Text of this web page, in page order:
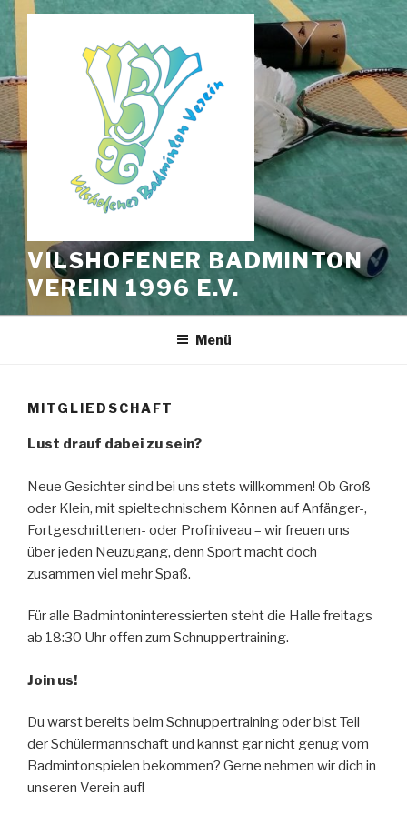
Zum
Inhalt
springen
VILSHOFENER BADMINTON
VEREIN 1996 E.V.
Menü
MITGLIEDSCHAFT
Lust drauf dabei zu sein?
Neue Gesichter sind bei uns stets willkommen! Ob Groß
oder Klein, mit spieltechnischem Können auf Anfänger-,
Fortgeschrittenen- oder Profiniveau – wir freuen uns
über jeden Neuzugang, denn Sport macht doch
zusammen viel mehr Spaß.
Für alle Badmintoninteressierten steht die Halle freitags
ab 18:30 Uhr offen zum Schnuppertraining.
Join us!
Du warst bereits beim Schnuppertraining oder bist Teil
der Schülermannschaft und kannst gar nicht genug vom
Badmintonspielen bekommen? Gerne nehmen wir dich in
unseren Verein auf!